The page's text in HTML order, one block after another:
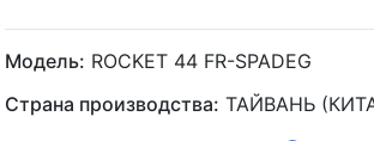
Модель: ROCKET 44 FR-SPADEG
Страна производства: ТАЙВАНЬ